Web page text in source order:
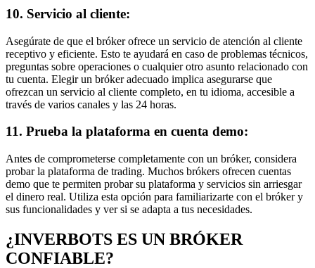
10. Servicio al cliente:
Asegúrate de que el bróker ofrece un servicio de atención al cliente
receptivo y eficiente. Esto te ayudará en caso de problemas técnicos,
preguntas sobre operaciones o cualquier otro asunto relacionado con
tu cuenta. Elegir un bróker adecuado implica asegurarse que
ofrezcan un servicio al cliente completo, en tu idioma, accesible a
través de varios canales y las 24 horas.
11. Prueba la plataforma en cuenta demo:
Antes de comprometerse completamente con un bróker, considera
probar la plataforma de trading. Muchos brókers ofrecen cuentas
demo que te permiten probar su plataforma y servicios sin arriesgar
el dinero real. Utiliza esta opción para familiarizarte con el bróker y
sus funcionalidades y ver si se adapta a tus necesidades.
¿INVERBOTS ES UN BRÓKER
CONFIABLE?